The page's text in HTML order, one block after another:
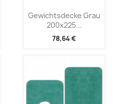
Gewichtsdecke Grau
200x225...
78,64 €